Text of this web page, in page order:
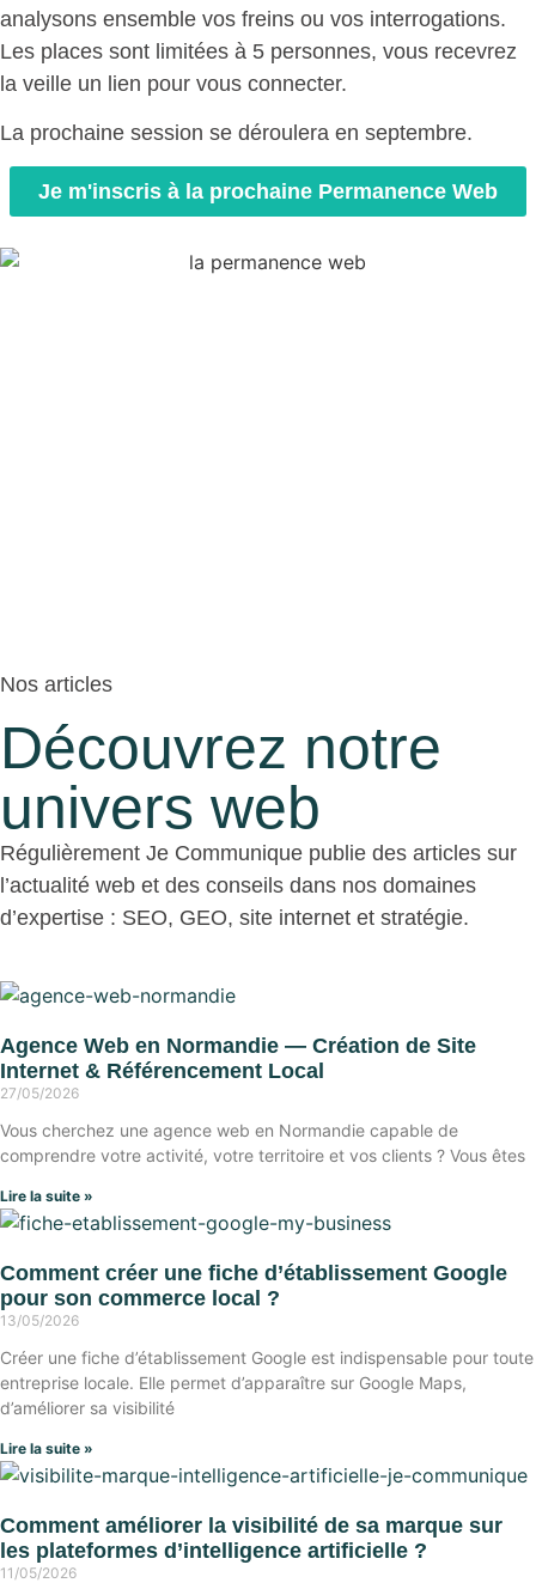
analysons ensemble vos freins ou vos interrogations.
Les places sont limitées à 5 personnes, vous recevrez
la veille un lien pour vous connecter.
La prochaine session se déroulera en septembre.
Je m'inscris à la prochaine Permanence Web
Nos articles
Découvrez notre
univers web
Régulièrement Je Communique publie des articles sur
l’actualité web et des conseils dans nos domaines
d’expertise : SEO, GEO, site internet et stratégie.
Agence Web en Normandie — Création de Site
Internet & Référencement Local
27/05/2026
Vous cherchez une agence web en Normandie capable de
comprendre votre activité, votre territoire et vos clients ? Vous êtes
Lire la suite »
Comment créer une fiche d’établissement Google
pour son commerce local ?
13/05/2026
Créer une fiche d’établissement Google est indispensable pour toute
entreprise locale. Elle permet d’apparaître sur Google Maps,
d’améliorer sa visibilité
Lire la suite »
Comment améliorer la visibilité de sa marque sur
les plateformes d’intelligence artificielle ?
11/05/2026